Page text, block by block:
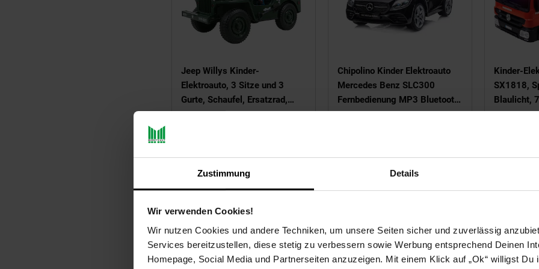
Zustimmung Details
Wir verwenden Cookies!
Wir nutzen Cookies und andere Techniken, um unsere Seiten sicher und zuverlässig
Services bereitzustellen, diese stetig zu verbessern sowie Werbung entsprechend Deinen
Homepage, Social Media und Partnerseiten anzuzeigen. Mit einem Klick auf „Ok“ willigst Du
Jeep Willys Kinder-
Elektroauto, 3 Sitze und 3
Gurte, Schaufel, Ersatzrad,
Federung, Allrad 4x4, LEDs
499, nur 499, € Sternchen Fußnote,
Chipolino Kinder Elektroauto
Mercedes Benz SLC300
Fernbedienung MP3 Bluetooth
schwarz
234, nur 234, €
Kinder-
SX1818,
Blaulicht,
299,